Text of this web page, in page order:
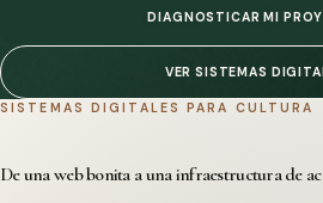
DIAGNOSTICAR MI
VER SISTEMAS
SISTEMAS DIGITALES PARA CULTURA
De una web bonita a una infraestructura de